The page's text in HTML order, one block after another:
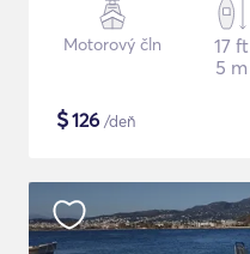
Motorový čln
17 ft
5 m
$126 /deň